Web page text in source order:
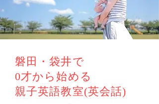
磐田・袋井で
0才から始める
​親子英語教室(英会話)